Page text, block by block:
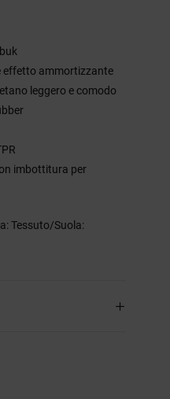
effetto ammortizzante
leggero e comodo
imbottitura per
Tessuto/Suola: